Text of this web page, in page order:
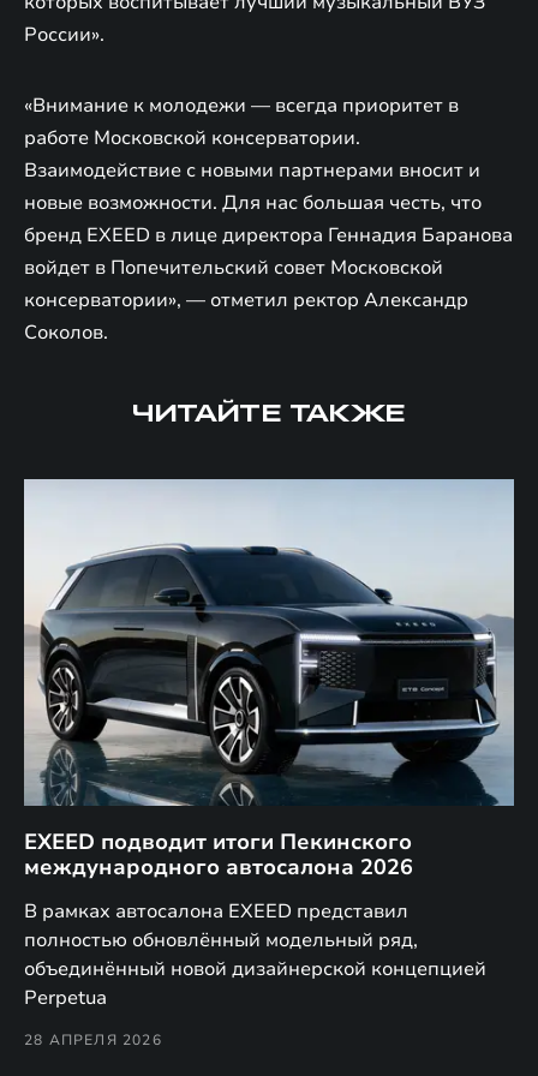
России».
«Внимание к молодежи — всегда приоритет в
работе Московской консерватории.
Взаимодействие с новыми партнерами вносит и
новые возможности. Для нас большая честь, что
бренд EXEED в лице директора Геннадия Баранова
войдет в Попечительский совет Московской
консерватории», — отметил ректор Александр
Соколов.
ЧИТАЙТЕ ТАКЖЕ
EXEED подводит итоги Пекинского
международного автосалона 2026
В рамках автосалона EXEED представил
полностью обновлённый модельный ряд,
объединённый новой дизайнерской концепцией
Perpetua
28 АПРЕЛЯ 2026